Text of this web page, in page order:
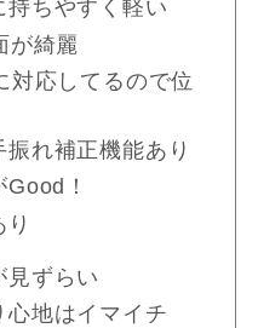
持ちやすく軽い
が綺麗
対応してるので位
れ補正機能あり
！
見ずらい
地はイマイチ